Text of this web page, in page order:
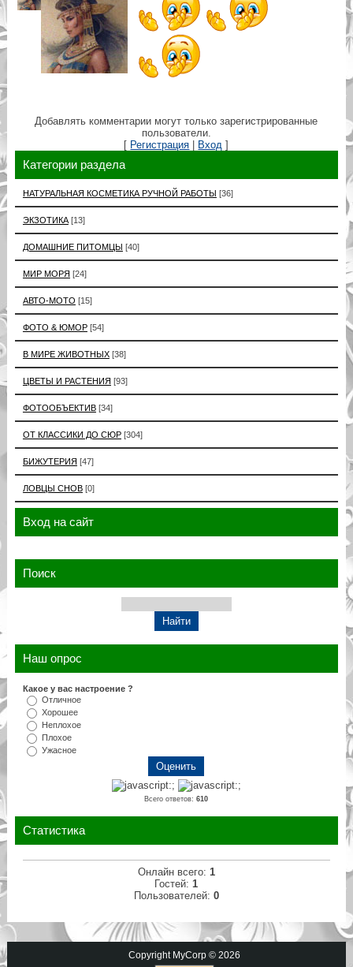
Добавлять комментарии могут только зарегистрированные
пользователи.
[ Регистрация Вход ]
Категории раздела
НАТУРАЛЬНАЯ КОСМЕТИКА РУЧНОЙ РАБОТЫ [36]
ЭКЗОТИКА [13]
ДОМАШНИЕ ПИТОМЦЫ [40]
МИР МОРЯ [24]
АВТО-МОТО [15]
ФОТО & ЮМОР [54]
В МИРЕ ЖИВОТНЫХ [38]
ЦВЕТЫ И РАСТЕНИЯ [93]
ФОТООБЪЕКТИВ [34]
ОТ КЛАССИКИ ДО СЮР [304]
БИЖУТЕРИЯ [47]
ЛОВЦЫ СНОВ [0]
Вход на сайт
Поиск
Наш опрос
Какое у вас настроение ?
Отличное
Хорошее
Неплохое
Плохое
Ужасное
Всего ответов:610
Статистика
Онлайн всего: 1
Гостей: 1
Пользователей: 0
Copyright MyCorp © 2026